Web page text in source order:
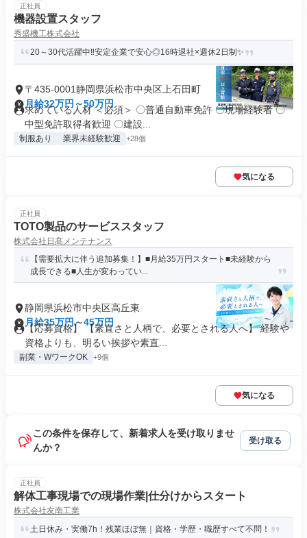
正社員
機器設置スタッフ
秀盛機工株式会社
20～30代活躍中‼安定企業で安心◎16時退社×週休2日制✨
〒435-0001静岡県浜松市中央区上石田町
月給32万円～50万円
求めている人材 ＜必須＞ 〇普通自動車免許 〇現場経験者 〇
中型免許取得者歓迎 〇建設...
制服あり 業界未経験歓迎 +28個
気になる
正社員
TOTO製品のサービススタッフ
株式会社日髙メンテナンス
【需要拡大に伴う追加募集！】■月給35万円スタート■未経験から
成長できる■人生が変わってい...
静岡県浜松市中央区高丘東
月給35万円～45万円
【応募資格】 【素直さと人柄で、必要とされる人へ】 経験や
資格よりも、明るい挨拶や素直...
副業・WワークOK +9個
気になる
この条件を保存して、新着求人を受け取りませ
んか？
受け取る
正社員
解体工事現場での現場作業|仕分けからスタート
株式会社友南工業
土日休み・実働7h！残業ほぼ無｜資格・学歴・職歴すべて不問！